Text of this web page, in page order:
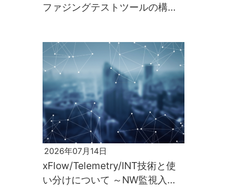
ファジングテストツールの構築
2026年07月14日
xFlow/Telemetry/INT技術と使
い分けについて ～NW監視入門